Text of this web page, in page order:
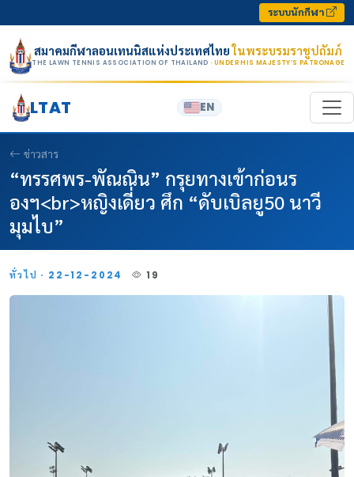
ระบบนักกีฬา
สมาคมกีฬาลอนเทนนิสแห่งประเทศไทยในพระบรมราชูปถัมภ์
THE LAWN TENNIS ASSOCIATION OF THAILAND · UNDER HIS MAJESTY’S PATRONAGE
LTAT EN
ข่าวสาร
“ทรรศพร-พัณณิน” กรุยทางเข้าก่อนร
องฯ<br>หญิงเดี่ยว ศึก “ดับเบิลยู50 นาวี
มุมไบ”
ทั่วไป · 22-12-2024 19